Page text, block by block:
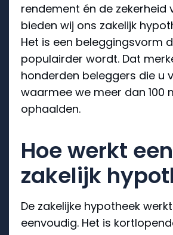
rendement én de zekerheid
bieden wij ons zakelijk
Het is een beleggingsvorm
populairder wordt. Dat
honderden beleggers die u
waarmee we meer dan 100
ophaalden.
Hoe werkt een
zakelijk
De zakelijke hypotheek
eenvoudig. Het is